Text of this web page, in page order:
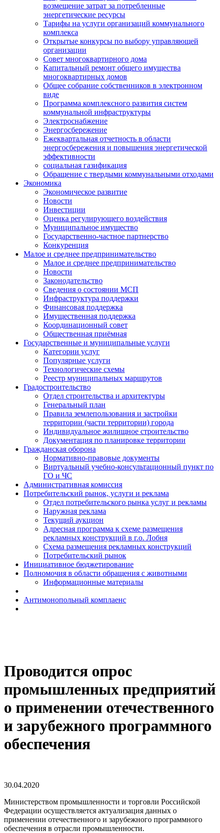
возмещение затрат за потребленные
энергетические ресурсы
Тарифы на услуги организаций коммунального
комплекса
Открытые конкурсы по выбору управляющей
организации
Совет многоквартирного дома
Капитальный ремонт общего имущества
многоквартирных домов
Общее собрание собственников в электронном
виде
Программа комплексного развития систем
коммунальной инфраструктуры
Электроснабжение
Энергосбережение
Ежеквартальная отчетность в области
энергосбережения и повышения энергетической
эффективности
социальная газификация
Обращение с твердыми коммунальными отходами
Экономика
Экономическое развитие
Новости
Инвестиции
Оценка регулирующего воздействия
Муниципальное имущество
Государственно-частное партнерство
Конкуренция
Малое и среднее предпринимательство
Малое и среднее предпринимательство
Новости
Законодательство
Сведения о состоянии МСП
Инфраструктура поддержки
Финансовая поддержка
Имущественная поддержка
Координационный совет
Общественная приёмная
Государственные и муниципальные услуги
Категории услуг
Популярные услуги
Технологические схемы
Реестр муниципальных маршрутов
Градостроительство
Отдел строительства и архитектуры
Генеральный план
Правила землепользования и застройки
территории (части территории) города
Индивидуальное жилищное строительство
Документация по планировке территории
Гражданская оборона
Н​ормативно-правовые документы
Виртуальный учебно-консультационный пункт по
ГО и ЧС
Административная комиссия
Потребительский рынок, услуги и реклама
Отдел потребительского рынка услуг и рекламы
Наружная реклама
Текущий аукцион
Адресная программа к схеме размещения
рекламных конструкций в г.о. Лобня
Схема размещения рекламных конструкций
Потребительский рынок
Инициативное бюджетирование
Полномочия в области обращения с животными
Информационные материалы
Антимонопольный комплаенс
Проводится опрос
промышленных предприятий
о применении отечественного
и зарубежного программного
обеспечения
30.04.2020
Министерством промышленности и торговли Российской
Федерации осуществляется актуализация данных о
применении отечественного и зарубежного программного
обеспечения в отрасли промышленности.